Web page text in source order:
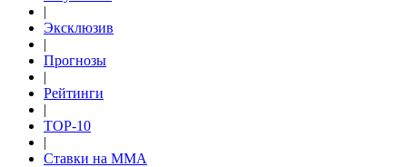
|
Эксклюзив
|
Прогнозы
|
Рейтинги
|
TOP-10
|
Ставки на ММА